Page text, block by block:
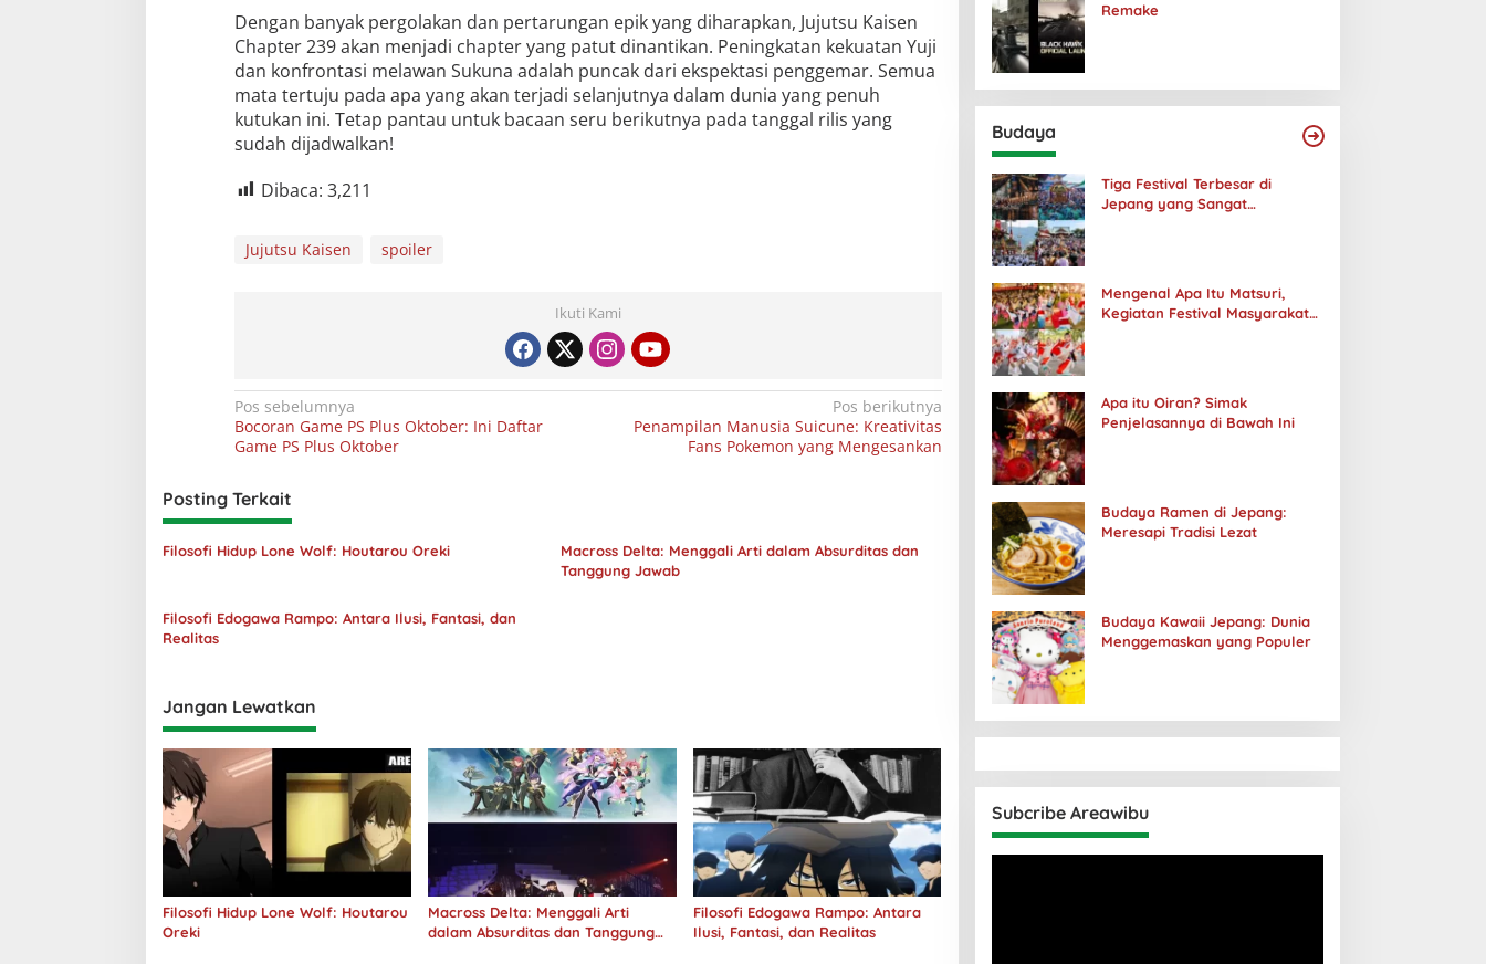
Dengan banyak pergolakan dan pertarungan epik yang diharapkan, Jujutsu Kaisen
Chapter 239 akan menjadi chapter yang patut dinantikan. Peningkatan kekuatan Yuji
dan konfrontasi melawan Sukuna adalah puncak dari ekspektasi penggemar. Semua
mata tertuju pada apa yang akan terjadi selanjutnya dalam dunia yang penuh
kutukan ini. Tetap pantau untuk bacaan seru berikutnya pada tanggal rilis yang
sudah dijadwalkan!
Dibaca: 3,211
Jujutsu Kaisen spoiler
Ikuti Kami
Navigasi
pos
Pos sebelumnya
Bocoran Game PS Plus Oktober: Ini Daftar
Game PS Plus Oktober
Pos berikutnya
Penampilan Manusia Suicune: Kreativitas
Fans Pokemon yang Mengesankan
Posting Terkait
Filosofi Hidup Lone Wolf: Houtarou Oreki
Macross Delta: Menggali Arti dalam Absurditas dan
Tanggung Jawab
Filosofi Edogawa Rampo: Antara Ilusi, Fantasi, dan
Realitas
Jangan Lewatkan
Filosofi Hidup Lone Wolf: Houtarou
Oreki
Macross Delta: Menggali Arti
dalam Absurditas dan Tanggung
Filosofi Edogawa Rampo: Antara
Ilusi, Fantasi, dan Realitas
Remake
Budaya
Tiga Festival Terbesar di
Jepang yang Sangat
Mengenal Apa Itu Matsuri,
Kegiatan Festival Masyarakat
Apa itu Oiran? Simak
Penjelasannya di Bawah Ini
Budaya Ramen di Jepang:
Meresapi Tradisi Lezat
Budaya Kawaii Jepang: Dunia
Menggemaskan yang Populer
Subcribe Areawibu